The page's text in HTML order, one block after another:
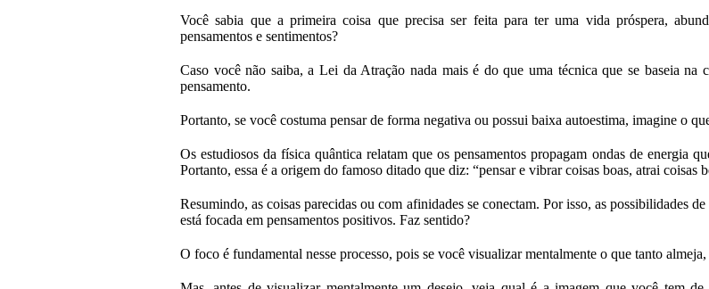
Você sabia que a primeira coisa que precisa ser feita para ter uma vida próspera,
pensamentos e sentimentos?
Caso você não saiba, a Lei da Atração nada mais é do que uma técnica que se baseia
pensamento.
Portanto, se você costuma pensar de forma negativa ou possui baixa autoestima, imagine o
Os estudiosos da física quântica relatam que os pensamentos propagam ondas de energia
Portanto, essa é a origem do famoso ditado que diz: “pensar e vibrar coisas boas, atrai coisas
Resumindo, as coisas parecidas ou com afinidades se conectam. Por isso, as possibilidades
está focada em pensamentos positivos. Faz sentido?
O foco é fundamental nesse processo, pois se você visualizar mentalmente o que tanto